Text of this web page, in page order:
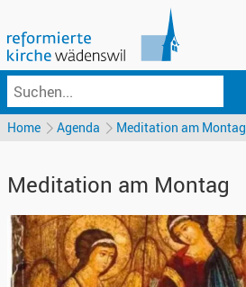
Home Agenda Meditation am Montag
Meditation am Montag